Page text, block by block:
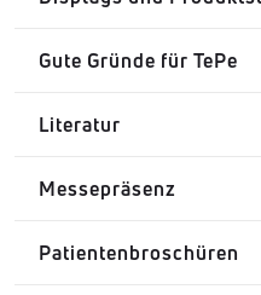
Clinical Update -
Mundgesundheit
Clinical Update -
Gute Gründe für TePe
Literatur
Studie: Comparison of
floss
Messepräsenz
Patientenbroschüren